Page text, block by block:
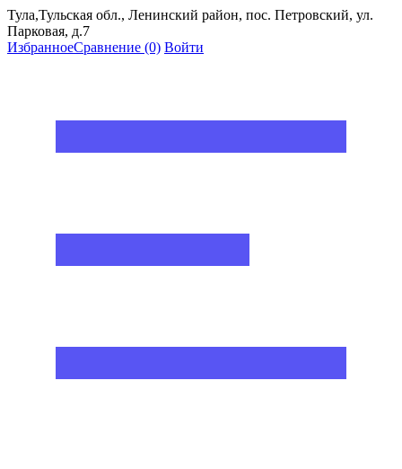
Тула,Тульская обл., Ленинский район, пос. Петровский, ул.
Парковая, д.7
ИзбранноеСравнение (0) Войти